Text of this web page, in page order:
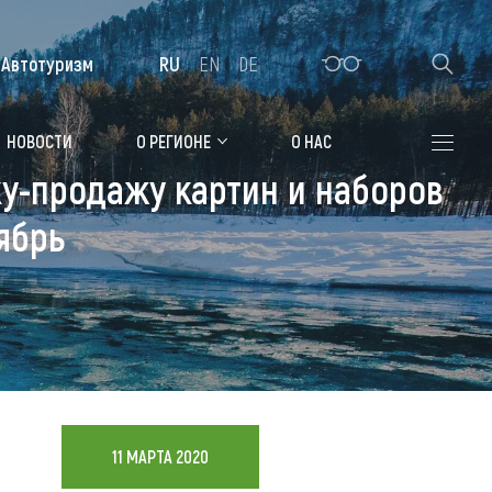
Алтайская зимовка
Где остановиться
Санатории
Гостиницы, отели
Коттеджи, базы
Сельские усадьбы
Мотели, придорожные отели
НОВОСТИ О РЕГИОНЕ О НАС
Автотуризм RU EN DE
продажу картин и наборов
11 МАРТА 2020